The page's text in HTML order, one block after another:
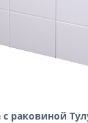
раковиной